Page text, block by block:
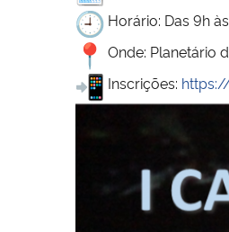
Horário: Das 9h
Onde: Planetário
Inscrições: